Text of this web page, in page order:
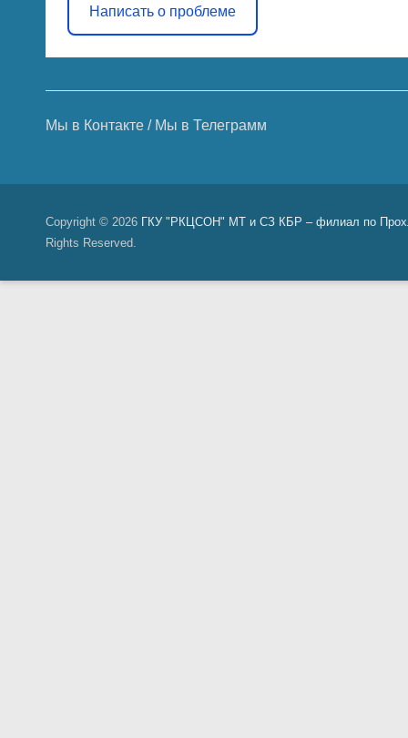
Написать о проблеме
Мы в Контакте / Мы в Телеграмм
Copyright © 2026 ГКУ "РКЦСОН" МТ и СЗ КБР – филиал по
Rights Reserved.